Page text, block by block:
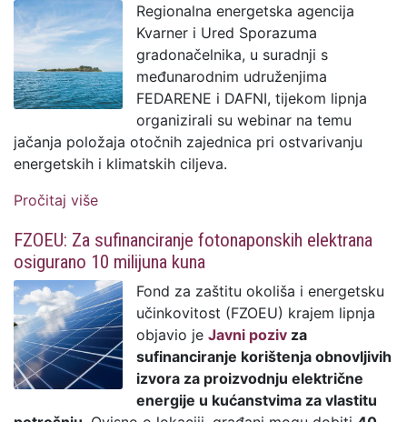
Regionalna energetska agencija
Kvarner i Ured Sporazuma
gradonačelnika, u suradnji s
međunarodnim udruženjima
FEDARENE i DAFNI, tijekom lipnja
organizirali su webinar na temu
jačanja položaja otočnih zajednica pri ostvarivanju
energetskih i klimatskih ciljeva.
Pročitaj više
ostvarivanju energetskih i klimatskih
ciljeva
FZOEU: Za sufinanciranje fotonaponskih elektrana
osigurano 10 milijuna kuna
Fond za zaštitu okoliša i energetsku
učinkovitost (FZOEU) krajem lipnja
objavio je Javni poziv za
sufinanciranje korištenja obnovljivih
izvora za proizvodnju električne
energije u kućanstvima za vlastitu